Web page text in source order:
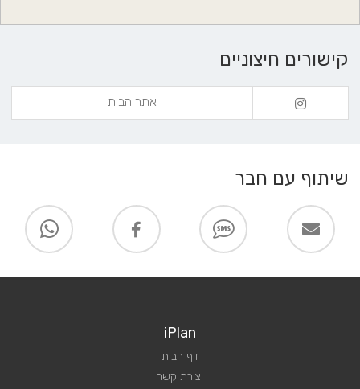
קישורים חיצוניים
אתר הבית
שיתוף עם חבר
iPlan
דף הבית
יצירת קשר